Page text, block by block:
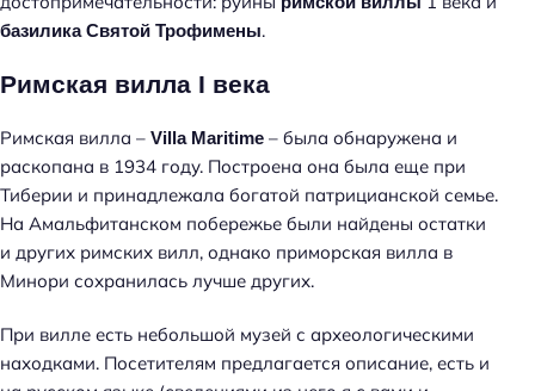
базилика Святой Трофимены.
Римская вилла I века
Римская вилла – Villa Maritime – была обнаружена и
раскопана в 1934 году. Построена она была еще при
Тиберии и принадлежала богатой патрицианской семье.
На Амальфитанском побережье были найдены остатки
и других римских вилл, однако приморская вилла в
Минори сохранилась лучше других.
При вилле есть небольшой музей с археологическими
находками. Посетителям предлагается описание, есть и